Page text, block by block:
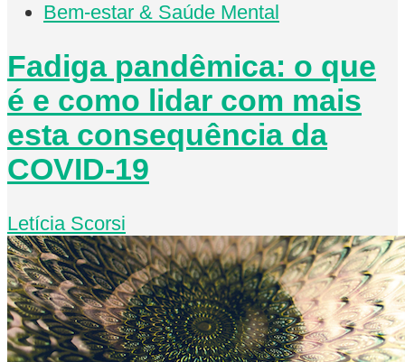
Bem-estar & Saúde Mental
Fadiga pandêmica: o que
é e como lidar com mais
esta consequência da
COVID-19
Letícia Scorsi